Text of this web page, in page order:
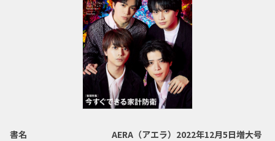
書名
AERA（アエラ）2022年12月5日増大号